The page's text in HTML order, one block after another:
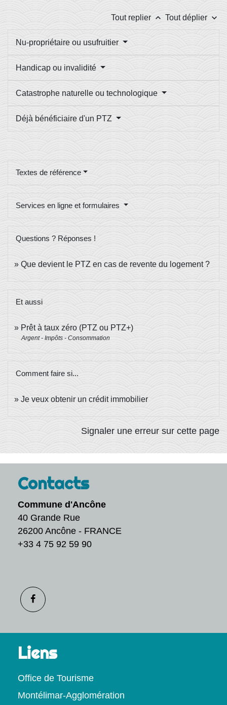
Tout replier keyboard_arrow_up Tout déplier keyboard_arrow_down
Nu-propriétaire ou usufruitier
Handicap ou invalidité
Catastrophe naturelle ou technologique
Déjà bénéficiaire d'un PTZ
Textes de référence
Services en ligne et formulaires
Questions ? Réponses !
Que devient le PTZ en cas de revente du logement ?
Et aussi
Prêt à taux zéro (PTZ ou PTZ+)
Argent - Impôts - Consommation
Comment faire si...
Je veux obtenir un crédit immobilier
Signaler une erreur sur cette page
Contacts
Commune d'Ancône
40 Grande Rue
26200 Ancône - FRANCE
+33 4 75 92 59 90
Liens
Office de Tourisme
Montélimar-Agglomération